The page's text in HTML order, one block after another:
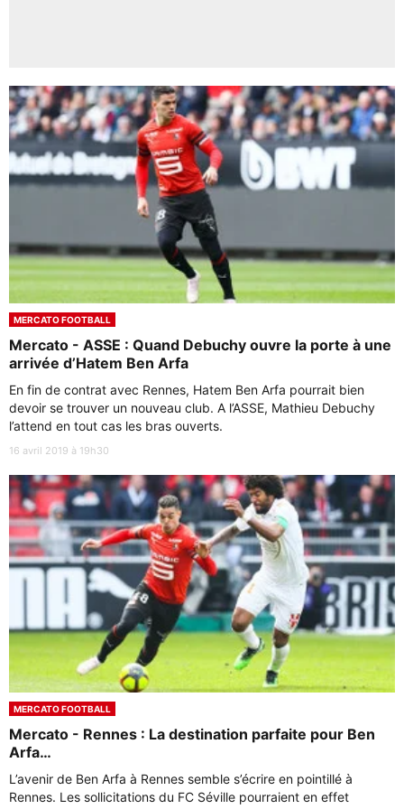
MERCATO FOOTBALL
Mercato - ASSE : Quand Debuchy ouvre la porte à une
arrivée d’Hatem Ben Arfa
En fin de contrat avec Rennes, Hatem Ben Arfa pourrait bien
devoir se trouver un nouveau club. A l’ASSE, Mathieu Debuchy
l’attend en tout cas les bras ouverts.
16 avril 2019 à 19h30
MERCATO FOOTBALL
Mercato - Rennes : La destination parfaite pour Ben
Arfa…
L’avenir de Ben Arfa à Rennes semble s’écrire en pointillé à
Rennes. Les sollicitations du FC Séville pourraient en effet